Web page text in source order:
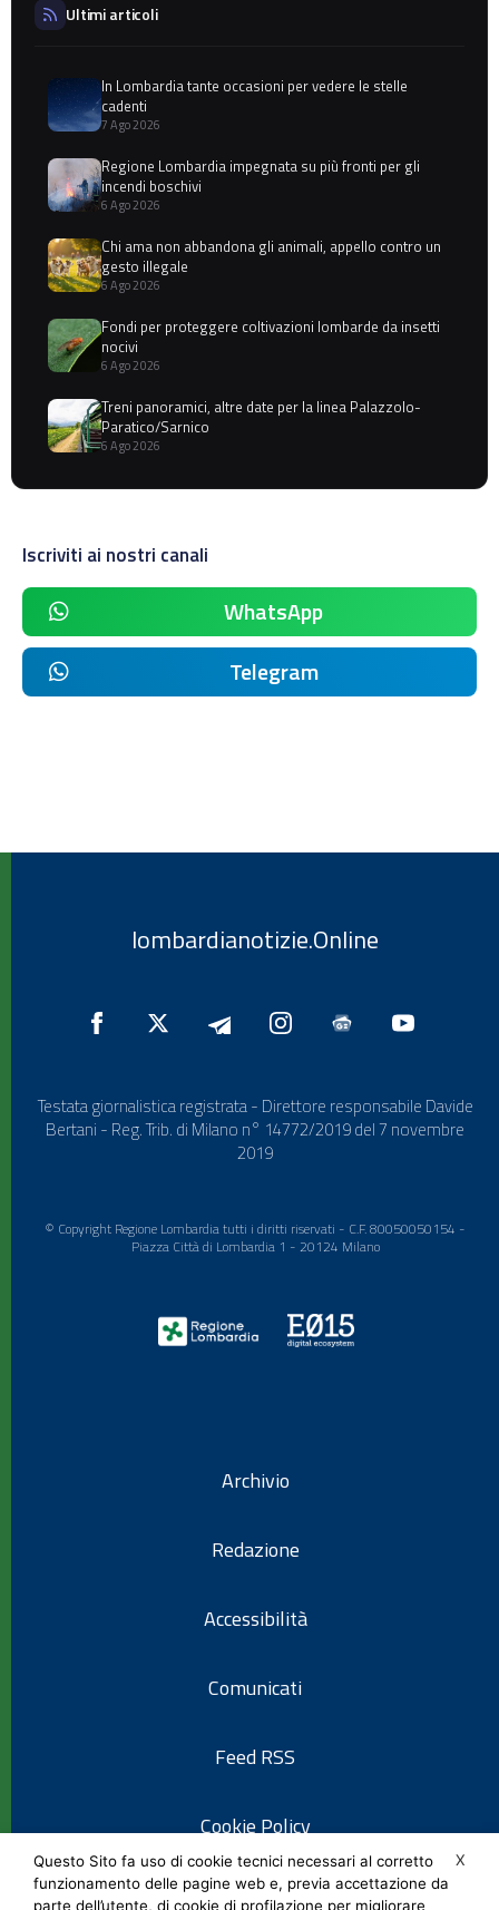
Ultimi articoli
In Lombardia tante occasioni per vedere le stelle
cadenti
7 Ago 2026
Regione Lombardia impegnata su più fronti per gli
incendi boschivi
6 Ago 2026
Chi ama non abbandona gli animali, appello contro un
gesto illegale
6 Ago 2026
Fondi per proteggere coltivazioni lombarde da insetti
nocivi
6 Ago 2026
Treni panoramici, altre date per la linea Palazzolo-
Paratico/Sarnico
6 Ago 2026
Iscriviti ai nostri canali
WhatsApp
Telegram
lombardianotizie.Online
Testata giornalistica registrata - Direttore responsabile Davide
Bertani - Reg. Trib. di Milano n° 14772/2019 del 7 novembre
2019
© Copyright Regione Lombardia tutti i diritti riservati - C.F. 80050050154 -
Piazza Città di Lombardia 1 - 20124 Milano
Archivio
Redazione
Accessibilità
Comunicati
Feed RSS
Cookie Policy
Informativa privacy
X
Questo Sito fa uso di cookie tecnici necessari al corretto
funzionamento delle pagine web e, previa accettazione da
parte dell’utente, di cookie di profilazione per migliorare